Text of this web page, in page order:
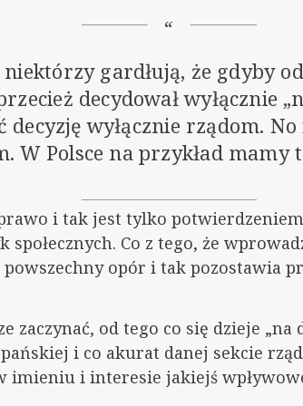
gardłują, że gdyby
decydował wyłącznie
decyzję wyłącznie rządom.
W Polsce na przykład mamy
i tak jest tylko
Co z tego, że
powszechny opór i tak pozostawia
zaczynać, od tego co się dzieje „na
i co akurat danej sekcie
imieniu i interesie jakiejś